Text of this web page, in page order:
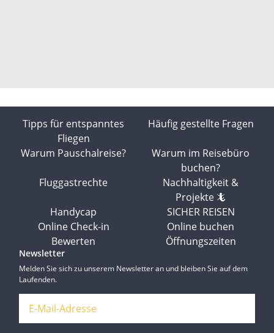
Tipps für entspanntes
Fliegen
Häufig gestellte Fragen
Warum Pauschalreise?
Warum im Reisebüro
buchen?
Fluggastrechte
Nachhaltigkeit &
Projekte 🦎
Handycap
SICHER REISEN
Online Check-in
Online buchen
Bewerten
Öffnungszeiten
Newsletter
Melden Sie sich zu unserem Newsletter an und bleiben Sie auf dem
Laufenden.